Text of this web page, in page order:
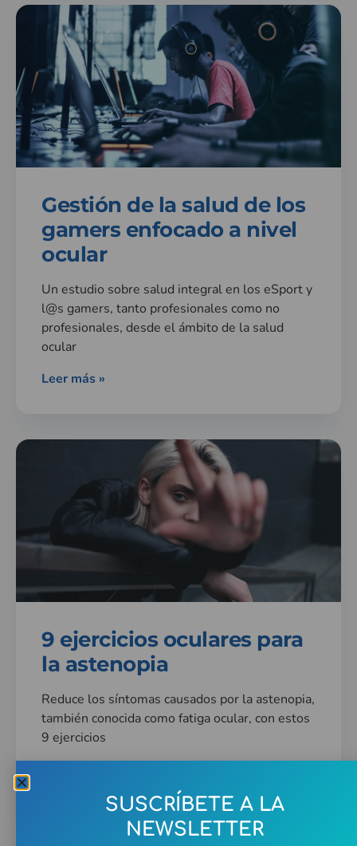
Gestión de la salud de los
gamers enfocado a nivel
ocular
Un estudio sobre salud integral en los eSport y
l@s gamers, tanto profesionales como no
profesionales, desde el ámbito de la salud
ocular
Leer más »
9 ejercicios oculares para
la astenopia
Reduce los síntomas causados por la astenopia,
también conocida como fatiga ocular, con estos
9 ejercicios
SUSCRÍBETE A LA
NEWSLETTER